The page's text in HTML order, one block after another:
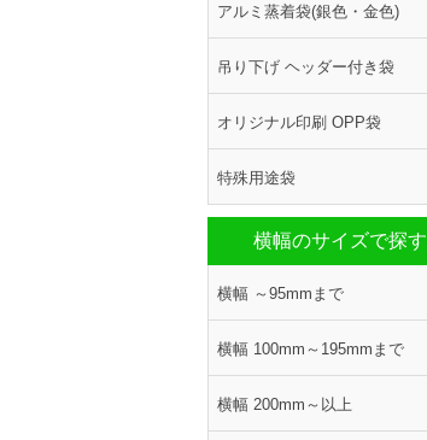
アルミ蒸着袋(銀色・金色)
吊り下げ ヘッダー付き袋
オリジナル印刷 OPP袋
特殊用途袋
横幅のサイズで探す
横幅 ～95mmまで
横幅 100mm～195mmまで
横幅 200mm～以上